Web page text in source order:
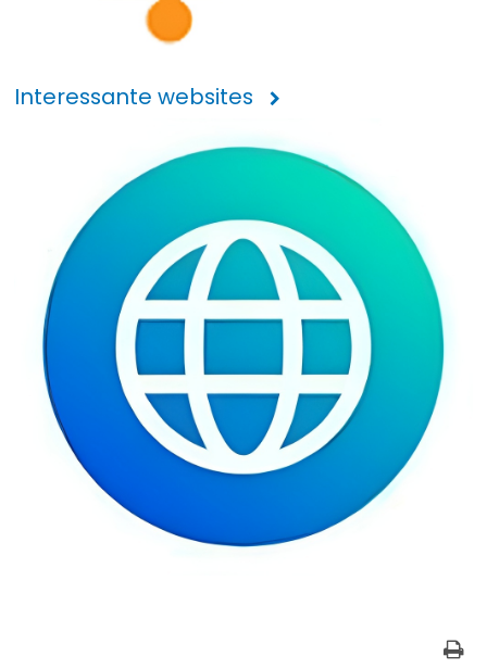
Interessante websites